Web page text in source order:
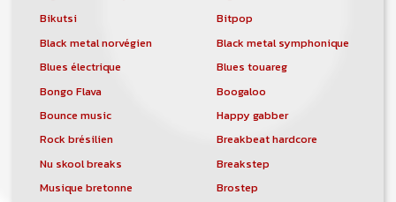
Bikutsi
Bitpop
Black metal norvégien
Black metal symphonique
Blues électrique
Blues touareg
Bongo Flava
Boogaloo
Bounce music
Happy gabber
Rock brésilien
Breakbeat hardcore
Nu skool breaks
Breakstep
Musique bretonne
Brostep